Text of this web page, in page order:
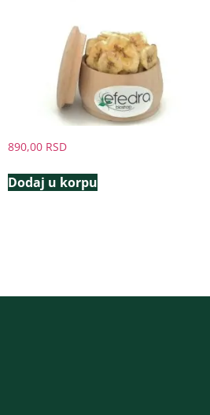
890,00 RSD
Dodaj u korpu